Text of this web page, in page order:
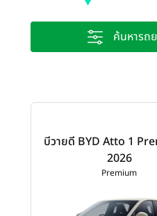
ค้นหารถ
บีวายดี BYD Atto 1
2026
Premium